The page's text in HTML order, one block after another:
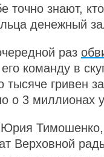
точно знают,
денежный
раз
команду в
тысяче гривен
о 3 миллионах
Юрия Тимошенко,
Верховной